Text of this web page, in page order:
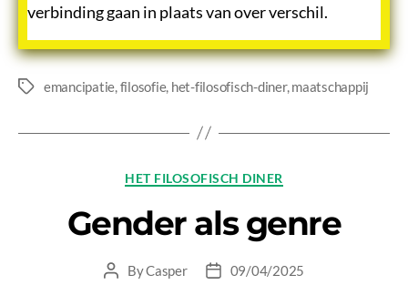
verbinding gaan in plaats van over verschil.
Tags emancipatie filosofie, het-filosofisch-diner, maatschappij
Categories
HET FILOSOFISCH DINER
Gender als genre
PostByCasper
Post09/04/2025